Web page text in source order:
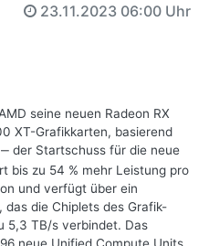
23.11.2023 06:00 Uhr
seine neuen Radeon RX
XT-Grafikkarten, basierend
‒ der Startschuss für die neue
bis zu 54 % mehr Leistung pro
und verfügt über ein
die Chiplets des Grafik-
5,3 TB/s verbindet. Das